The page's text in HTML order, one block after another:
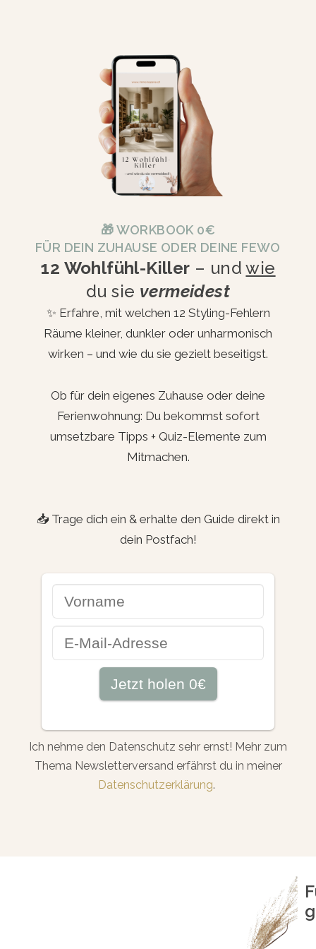
🎁 WORKBOOK 0€
FÜR DEIN ZUHAUSE ODER DEINE FEWO
12 Wohlfühl-Killer – undwie
du sie vermeidest
✨ Erfahre, mit welchen 12 Styling-Fehlern
Räume kleiner, dunkler oder unharmonisch
wirken – und wie du sie gezielt beseitigst.
Ob für dein eigenes Zuhause oder deine
Ferienwohnung: Du bekommst sofort
umsetzbare Tipps + Quiz-Elemente zum
Mitmachen.
📥 Trage dich ein & erhalte den Guide direkt in
dein Postfach!
Ich nehme den Datenschutz sehr ernst! Mehr zum
Thema Newsletterversand erfährst du in meiner
Datenschutzerklärung.